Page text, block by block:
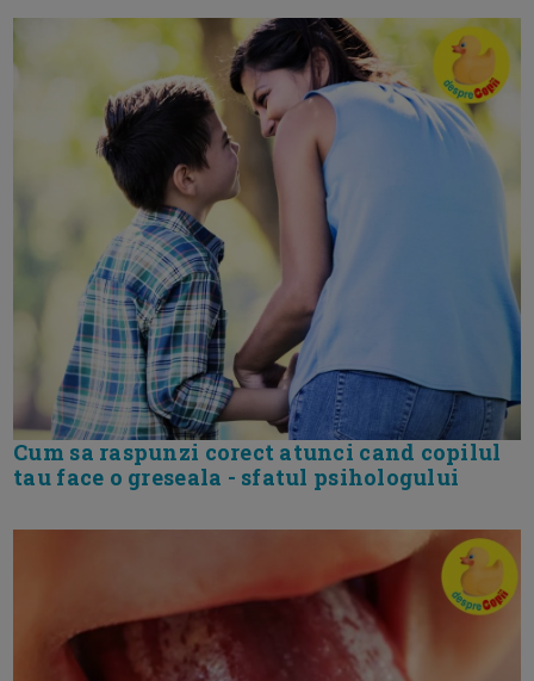
Cum sa raspunzi corect atunci cand copilul
tau face o greseala - sfatul psihologului